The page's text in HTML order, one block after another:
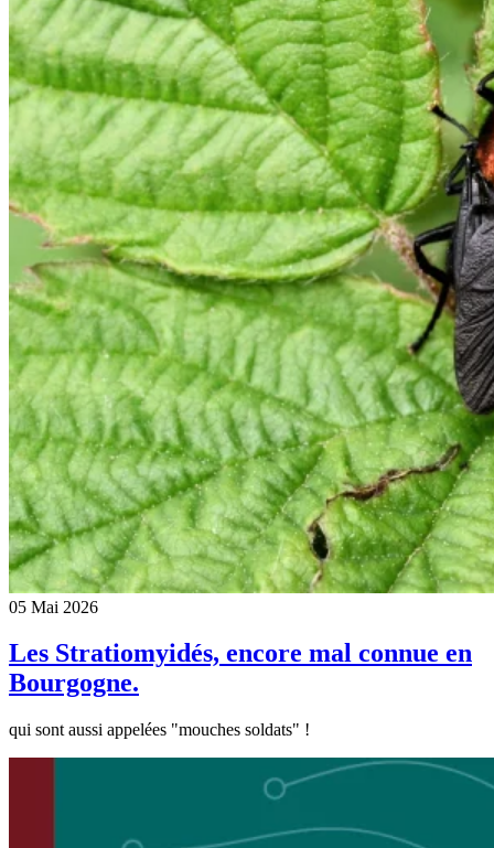
05 Mai 2026
Les Stratiomyidés, encore mal connue en
Bourgogne.
qui sont aussi appelées "mouches soldats" !